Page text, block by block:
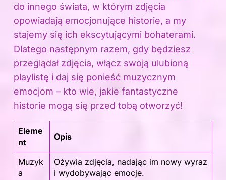
do innego świata, w którym zdjęcia
opowiadają emocjonujące historie, a my
stajemy się ich ekscytującymi bohaterami.
Dlatego następnym razem, gdy będziesz
przeglądał zdjęcia, włącz swoją ulubioną
playlistę i daj się ponieść muzycznym
emocjom – kto wie, jakie fantastyczne
historie mogą się przed tobą otworzyć!
Eleme
nt
Opis
Muzyk
a
Ożywia zdjęcia, nadając im nowy wyraz
i wydobywając emocje.